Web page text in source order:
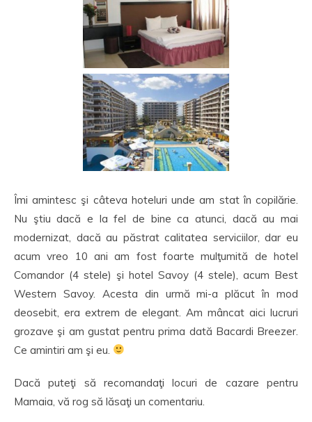
Îmi amintesc şi câteva hoteluri unde am stat în copilărie.
Nu ştiu dacă e la fel de bine ca atunci, dacă au mai
modernizat, dacă au păstrat calitatea serviciilor, dar eu
acum vreo 10 ani am fost foarte mulţumită de hotel
Comandor (4 stele) şi hotel Savoy (4 stele), acum Best
Western Savoy. Acesta din urmă mi-a plăcut în mod
deosebit, era extrem de elegant. Am mâncat aici lucruri
grozave şi am gustat pentru prima dată Bacardi Breezer.
Ce amintiri am şi eu.
Dacă puteţi să recomandaţi locuri de cazare pentru
Mamaia, vă rog să lăsaţi un comentariu.